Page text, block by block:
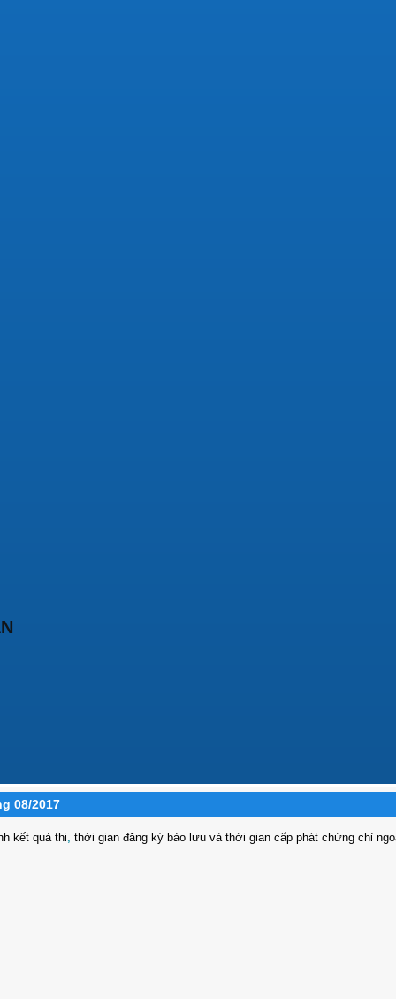
08/2017
kết quả thi, thời gian đăng ký bảo lưu và thời gian cấp phát chứng chỉ